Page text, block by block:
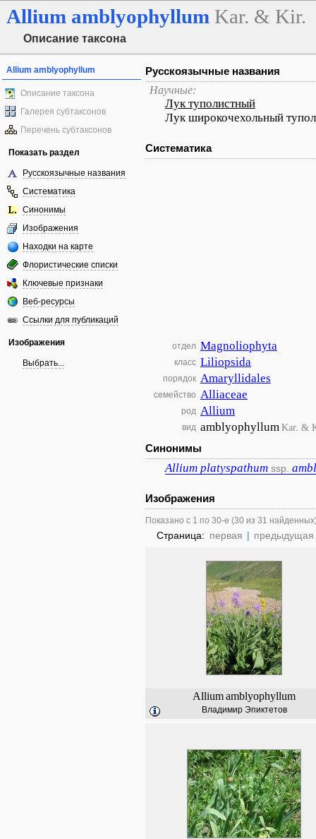
Allium amblyophyllum Kar. & Kir.
Описание таксона
Allium amblyophyllum
Описание таксона
Галерея субтаксонов
Перечень субтаксонов
Показать раздел
Русскоязычные названия
Систематика
Синонимы
Изображения
Находки на карте
Флористические списки
Ключевые признаки
Веб-ресурсы
Ссылки для публикаций
Изображения
Выбрать...
Русскоязычные названия
Научные:
Лук туполистный
Лук широкочехольный
Систематика
отдел Magnoliophyta
класс Liliopsida
порядок Amaryllidales
семейство Alliaceae
род Allium
вид amblyophyllumKar. &
Синонимы
Allium platyspathum ssp.
Изображения
Показано с 1 по 30-е (30 из 31
Страница: первая | предыдущая
Alliumamblyophyllum
Владимир Эпиктетов